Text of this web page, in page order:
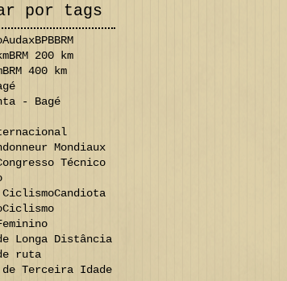
por tags
AudaxBPBBRM
BRM 200 km
BRM 400 km
- Bagé
Mondiaux
Técnico
CiclismoCandiota
Ciclismo
Longa Distância
ruta
Terceira Idade